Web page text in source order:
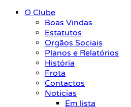
O Clube
Boas Vindas
Estatutos
Orgãos Sociais
Planos e Relatórios
História
Frota
Contactos
Notícias
Em lista